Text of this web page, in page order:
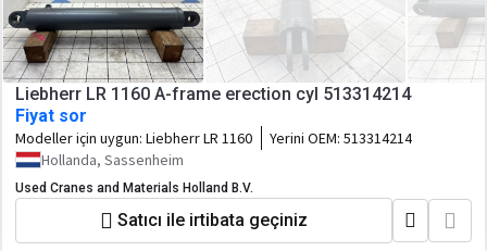
Liebherr LR 1160 A-frame erection cyl 513314214
Fiyat sor
Modeller için uygun: Liebherr LR 1160 Yerini OEM: 513314214
Hollanda, Sassenheim
Used Cranes and Materials Holland B.V.
Satıcı ile irtibata geçiniz